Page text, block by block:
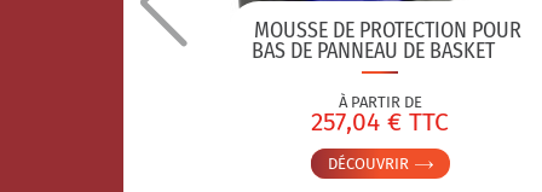
MOUSSE DE PROTECTION POUR
BAS DE PANNEAU DE BASKET
À PARTIR DE
257,04 € TTC
DÉCOUVRIR